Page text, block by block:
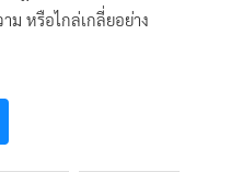
ม หรือไกล่เกลี่ยอย่าง